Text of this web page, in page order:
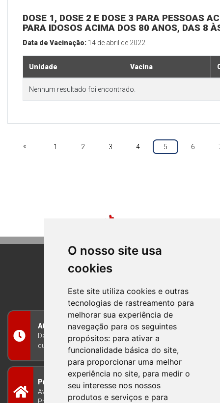
O nosso site usa
cookies
Este site utiliza cookies e outras
tecnologias de rastreamento para
melhorar sua experiência de
navegação para os seguintes
propósitos: para ativar a
funcionalidade básica do site,
para proporcionar uma melhor
experiência no site, para medir o
seu interesse nos nossos
produtos e serviços e para
DOSE 1, DOSE 2 E DOSE 3 PARA PESSOAS
PARA IDOSOS ACIMA DOS 80 ANOS, DAS 8
Data de Vacinação: 14 de abril de 2022
Unidade Vacina
Nenhum resultado foi encontrado.
« 1 2 3 4 5 6
BOM PRINCIPIO
RIO GRANDE DO SUL
Atendimento
Das 8h às 12h e das 13h às 17h30, de segunda a
quinta-feira, e nas sextas-feiras das 7h às 13h
Prefeitura Municipal
Avenida Guilherme Winter 65 - Centro Bom